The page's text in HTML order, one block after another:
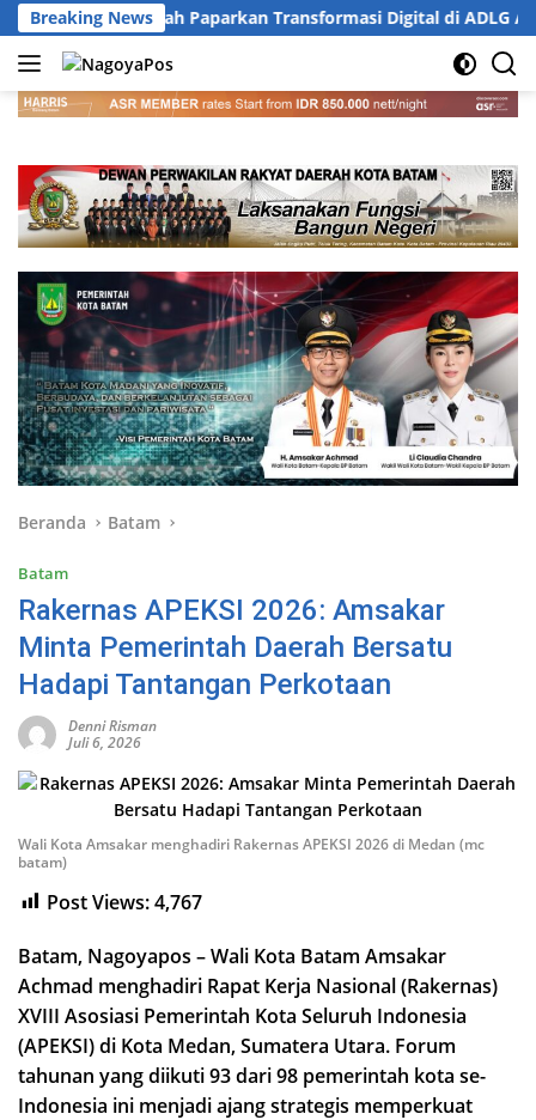
Langsung
ke
konten
Breaking NewsPaparkan Transformasi Digital di ADLG Awards 2026
Beranda Batam
Batam
Rakernas APEKSI 2026: Amsakar
Minta Pemerintah Daerah Bersatu
Hadapi Tantangan Perkotaan
Denni Risman
Juli 6, 2026
Wali Kota Amsakar menghadiri Rakernas APEKSI 2026 di Medan (mc
batam)
Post Views:4,767
Batam, Nagoyapos – Wali Kota Batam Amsakar
Achmad menghadiri Rapat Kerja Nasional (Rakernas)
XVIII Asosiasi Pemerintah Kota Seluruh Indonesia
(APEKSI) di Kota Medan, Sumatera Utara. Forum
tahunan yang diikuti 93 dari 98 pemerintah kota se-
Indonesia ini menjadi ajang strategis memperkuat